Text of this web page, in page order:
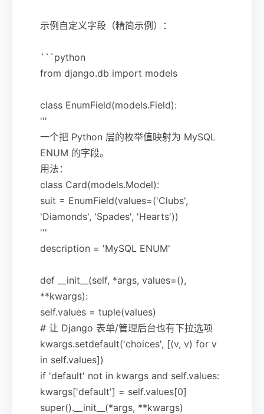
示例自定义字段（精简示例）：
```python
from django.db import models
class EnumField(models.Field):
'''
一个把 Python 层的枚举值映射为 MySQL
ENUM 的字段。
用法：
class Card(models.Model):
suit = EnumField(values=('Clubs',
'Diamonds', 'Spades', 'Hearts'))
'''
description = 'MySQL ENUM'
def __init__(self, *args, values=(),
**kwargs):
self.values = tuple(values)
# 让 Django 表单/管理后台也有下拉选项
kwargs.setdefault('choices', [(v, v) for v
in self.values])
if 'default' not in kwargs and self.values:
kwargs['default'] = self.values[0]
super().__init__(*args, **kwargs)